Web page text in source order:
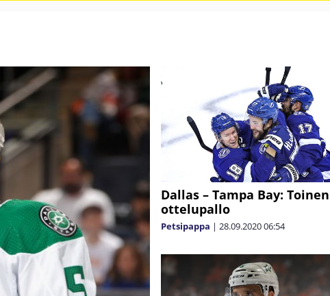
Dallas – Tampa Bay: Toinen
ottelupallo
Petsipappa | 28.09.202006:54